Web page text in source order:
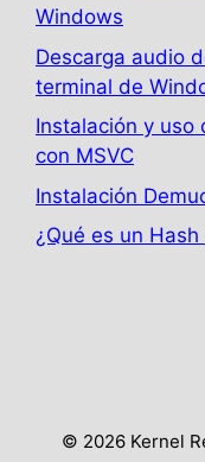
Windows
Descarga audio
terminal de
Instalación y uso
con MSVC
Instalación
¿Qué es un
© 2026 Kernel